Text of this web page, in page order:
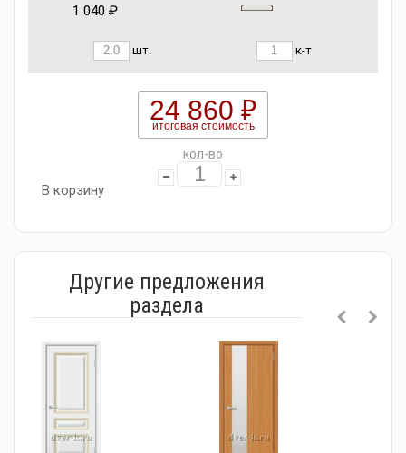
1 040 ₽
шт. к-т
24 860 ₽
итоговая стоимость
кол-во
В корзину
Другие предложения
раздела